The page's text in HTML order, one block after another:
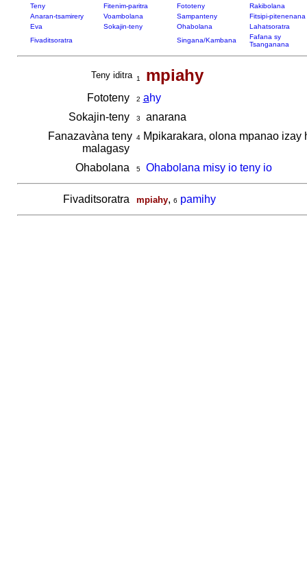
Teny Fitenim-paritra Fototeny
Rakibolana
Anaran-tsamirery
Voambolana Sampanteny
Fitsipi-pitenenana
Eva
Sokajin-teny Ohabolana
Lahatsoratra
Fivaditsoratra
Singana/Kambana
Fafana sy
Tsanganana
Teny iditra 1 mpiahy
Fototeny 2 ahy
Sokajin-teny
3
anarana
Fanazavàna teny
malagasy
4Mpikarakara, olona mpanao izay
Ohabolana 5 Ohabolana misy io teny io
Fivaditsoratra mpiahy, 6 pamihy